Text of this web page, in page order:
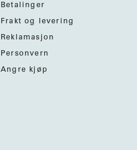
Betalinger
Frakt og levering
Reklamasjon
Personvern
Angre kjøp